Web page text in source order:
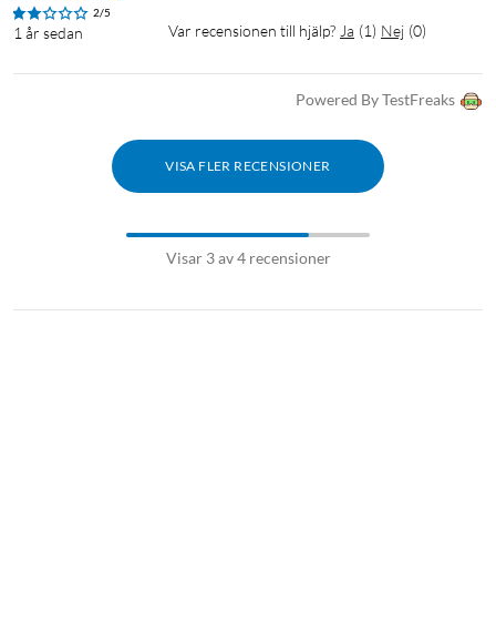
2/5
1 år sedan Var recensionen till hjälp? Ja (1) Nej (0)
Powered By TestFreaks
VISA FLER RECENSIONER
Visar 3 av 4 recensioner